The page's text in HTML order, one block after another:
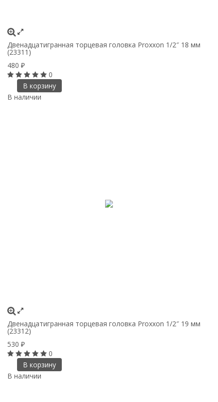
Двенадцатигранная торцевая головка Proxxon 1/2″ 18 мм
(23311)
480 ₽
0
В корзину
В наличии
Двенадцатигранная торцевая головка Proxxon 1/2″ 19 мм
(23312)
530 ₽
0
В корзину
В наличии